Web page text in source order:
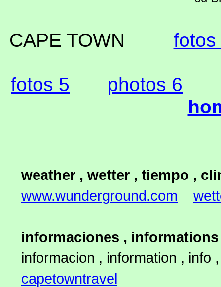
CAPE TOWN fotos
fotos 5
photos 6
weather , wetter , tiempo ,
www.wunderground.com
informaciones ,
informacion , information , info
capetowntravel